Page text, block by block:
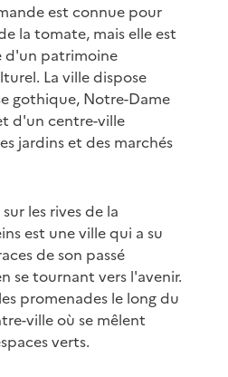
est connue pour
la tomate, mais elle est
d'un patrimoine
La ville dispose
gothique, Notre-Dame
d'un centre-ville
jardins et des marchés
les rives de la
est une ville qui a su
de son passé
se tournant vers l'avenir.
promenades le long du
ville où se mêlent
verts.